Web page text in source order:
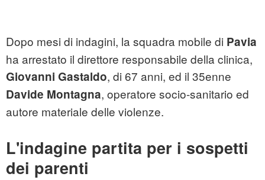
Dopo mesi di indagini, la squadra mobile di Pavia
ha arrestato il direttore responsabile della clinica,
Giovanni Gastaldo, di 67 anni, ed il 35enne
Davide Montagna, operatore socio-sanitario ed
autore materiale delle violenze.
L'indagine partita per i sospetti
dei parenti